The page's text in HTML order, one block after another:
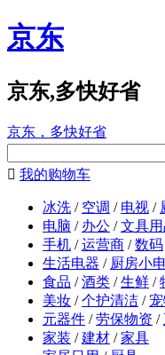
京东
京东,多快好省
京东，多快好省
 我的购物车
冰洗 / 空调 / 电视 /
电脑 / 办公 / 文具
手机 / 运营商 / 数码
生活电器 / 厨房小
食品 / 酒类 / 生鲜 /
美妆 / 个护清洁 /
元器件 / 劳保物资 /
家装 / 建材 / 家具